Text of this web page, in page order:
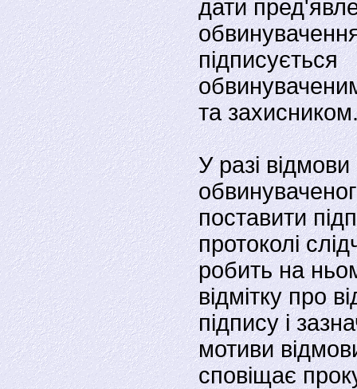
дати
пiдписується
та
У разi вiдмови
поставити
протоколi
робить на
вiдмiтку про
пiдпису i
мотиви
сповiщає